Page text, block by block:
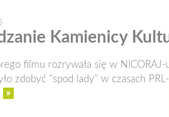
Kamienicy
filmu rozrywała się w
zdobyć "spod lady" w czasach
»